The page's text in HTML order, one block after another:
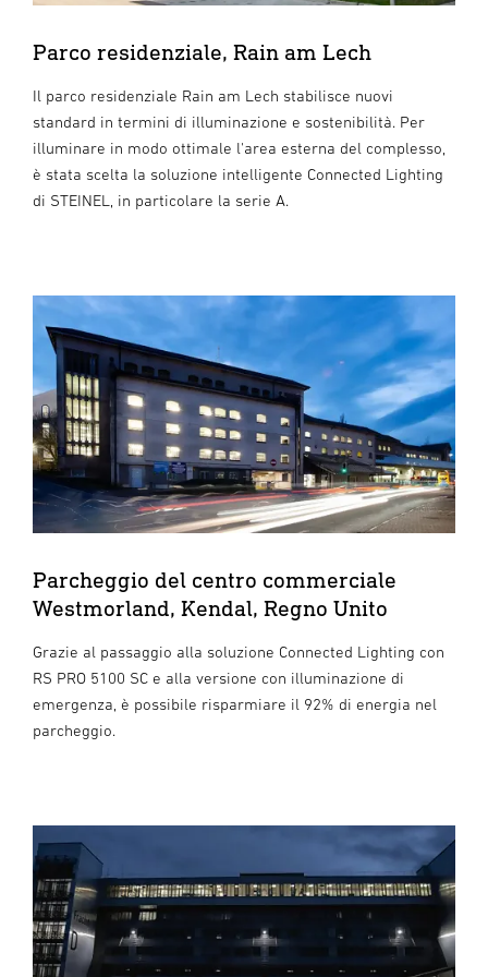
Parco residenziale, Rain am Lech
Il parco residenziale Rain am Lech stabilisce nuovi
standard in termini di illuminazione e sostenibilità. Per
illuminare in modo ottimale l'area esterna del complesso,
è stata scelta la soluzione intelligente Connected Lighting
di STEINEL, in particolare la serie A.
Parcheggio del centro commerciale
Westmorland, Kendal, Regno Unito
Grazie al passaggio alla soluzione Connected Lighting con
RS PRO 5100 SC e alla versione con illuminazione di
emergenza, è possibile risparmiare il 92% di energia nel
parcheggio.